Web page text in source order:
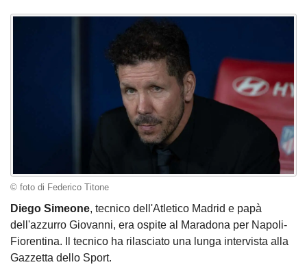
© foto di Federico Titone
Diego Simeone, tecnico dell'Atletico Madrid e papà
dell'azzurro Giovanni, era ospite al Maradona per Napoli-
Fiorentina. Il tecnico ha rilasciato una lunga intervista alla
Gazzetta dello Sport.